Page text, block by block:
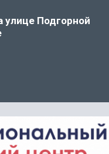
улице Подгорной